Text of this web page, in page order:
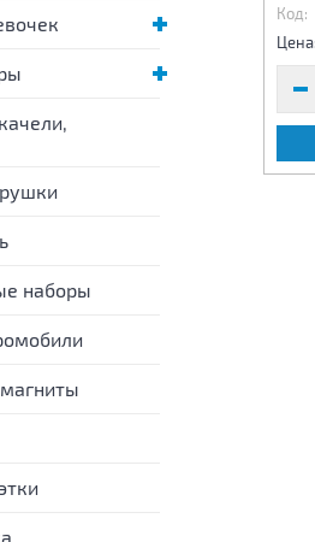
наборы
Код:
Цена: